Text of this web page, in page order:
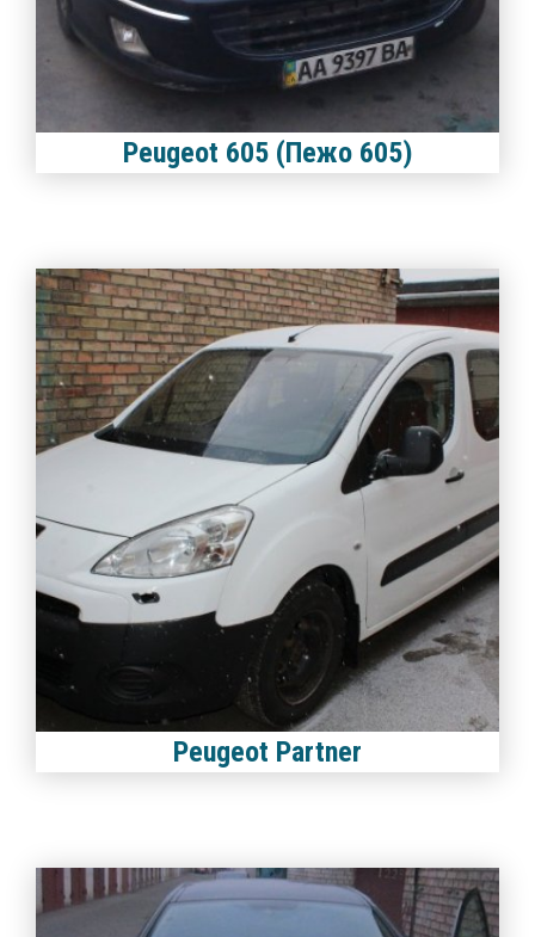
Peugeot 605 (Пежо 605)
Peugeot Partner